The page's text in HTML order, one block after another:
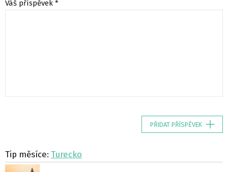
Váš příspěvek *
PŘIDAT PŘÍSPĚVEK
Tip měsíce: Turecko